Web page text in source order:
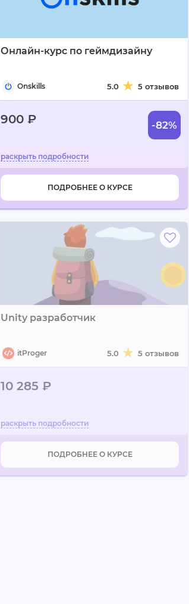
Онлайн-курс по геймдизайну
Onskills 5.0 5 отзывов
900 ₽ -82%
ПОДРОБНЕЕ О КУРСЕ
Unity разработчик
itProger 5.0 5 отзывов
10 285 ₽
ПОДРОБНЕЕ О КУРСЕ